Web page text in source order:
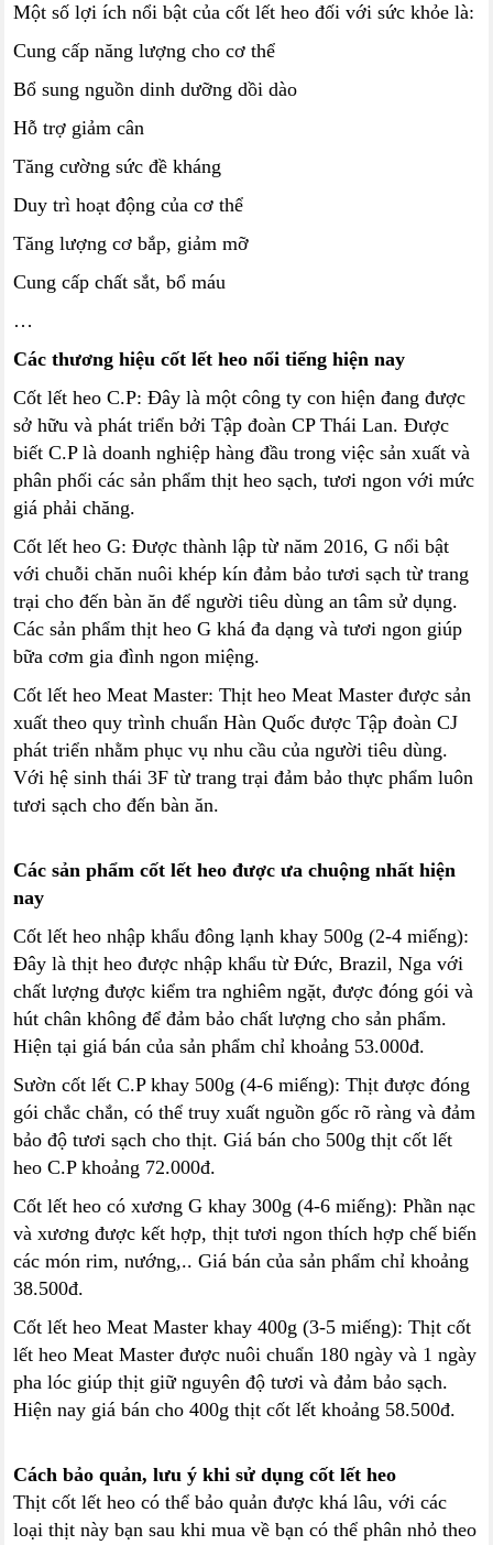
Một số lợi ích nổi bật của cốt lết heo đối với sức khỏe là:
Cung cấp năng lượng cho cơ thể
Bổ sung nguồn dinh dưỡng dồi dào
Hỗ trợ giảm cân
Tăng cường sức đề kháng
Duy trì hoạt động của cơ thể
Tăng lượng cơ bắp, giảm mỡ
Cung cấp chất sắt, bổ máu
…
Các thương hiệu cốt lết heo nổi tiếng hiện nay
Cốt lết heo C.P: Đây là một công ty con hiện đang được
sở hữu và phát triển bởi Tập đoàn CP Thái Lan. Được
biết C.P là doanh nghiệp hàng đầu trong việc sản xuất và
phân phối các sản phẩm thịt heo sạch, tươi ngon với mức
giá phải chăng.
Cốt lết heo G: Được thành lập từ năm 2016, G nổi bật
với chuỗi chăn nuôi khép kín đảm bảo tươi sạch từ trang
trại cho đến bàn ăn để người tiêu dùng an tâm sử dụng.
Các sản phẩm thịt heo G khá đa dạng và tươi ngon giúp
bữa cơm gia đình ngon miệng.
Cốt lết heo Meat Master: Thịt heo Meat Master được sản
xuất theo quy trình chuẩn Hàn Quốc được Tập đoàn CJ
phát triển nhằm phục vụ nhu cầu của người tiêu dùng.
Với hệ sinh thái 3F từ trang trại đảm bảo thực phẩm luôn
tươi sạch cho đến bàn ăn.
Các sản phẩm cốt lết heo được ưa chuộng nhất hiện
nay
Cốt lết heo nhập khẩu đông lạnh khay 500g (2-4 miếng):
Đây là thịt heo được nhập khẩu từ Đức, Brazil, Nga với
chất lượng được kiểm tra nghiêm ngặt, được đóng gói và
hút chân không để đảm bảo chất lượng cho sản phẩm.
Hiện tại giá bán của sản phẩm chỉ khoảng 53.000đ.
Sườn cốt lết C.P khay 500g (4-6 miếng): Thịt được đóng
gói chắc chắn, có thể truy xuất nguồn gốc rõ ràng và đảm
bảo độ tươi sạch cho thịt. Giá bán cho 500g thịt cốt lết
heo C.P khoảng 72.000đ.
Cốt lết heo có xương G khay 300g (4-6 miếng): Phần nạc
và xương được kết hợp, thịt tươi ngon thích hợp chế biến
các món rim, nướng,.. Giá bán của sản phẩm chỉ khoảng
38.500đ.
Cốt lết heo Meat Master khay 400g (3-5 miếng): Thịt cốt
lết heo Meat Master được nuôi chuẩn 180 ngày và 1 ngày
pha lóc giúp thịt giữ nguyên độ tươi và đảm bảo sạch.
Hiện nay giá bán cho 400g thịt cốt lết khoảng 58.500đ.
Cách bảo quản, lưu ý khi sử dụng cốt lết heo
Thịt cốt lết heo có thể bảo quản được khá lâu, với các
loại thịt này bạn sau khi mua về bạn có thể phân nhỏ theo